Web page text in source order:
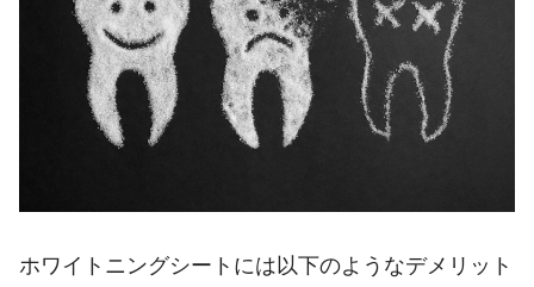
ホワイトニングシートには以下のようなデメリット